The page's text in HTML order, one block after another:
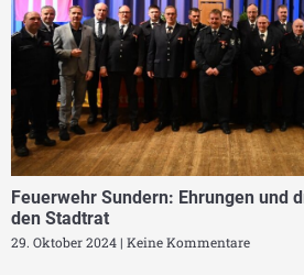
Feuerwehr Sundern: Ehrungen und
den Stadtrat
29. Oktober 2024 Keine Kommentare